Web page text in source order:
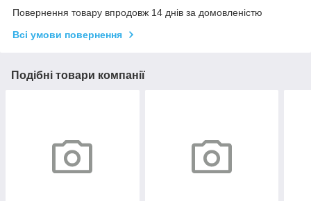
Повернення товару впродовж 14 днів за домовленістю
Всі умови повернення
Подібні товари компанії